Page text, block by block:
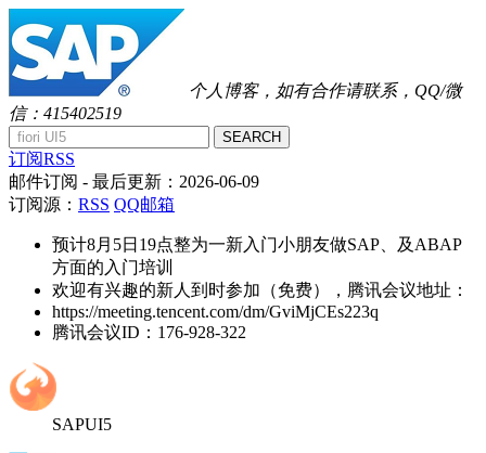
个人博客，如有合作请联系，QQ/微
信：415402519
SEARCH
订阅RSS
邮件订阅 - 最后更新： 2026-06-09
订阅源： RSS QQ邮箱
预计8月5日19点整为一新入门小朋友做SAP、及ABAP
方面的入门培训
欢迎有兴趣的新人到时参加（免费），腾讯会议地址：
https://meeting.tencent.com/dm/GviMjCEs223q
腾讯会议ID：176-928-322
SAPUI5